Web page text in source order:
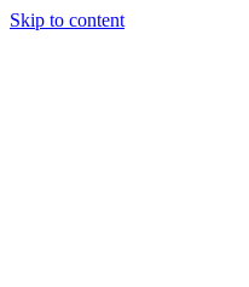
Skip to content